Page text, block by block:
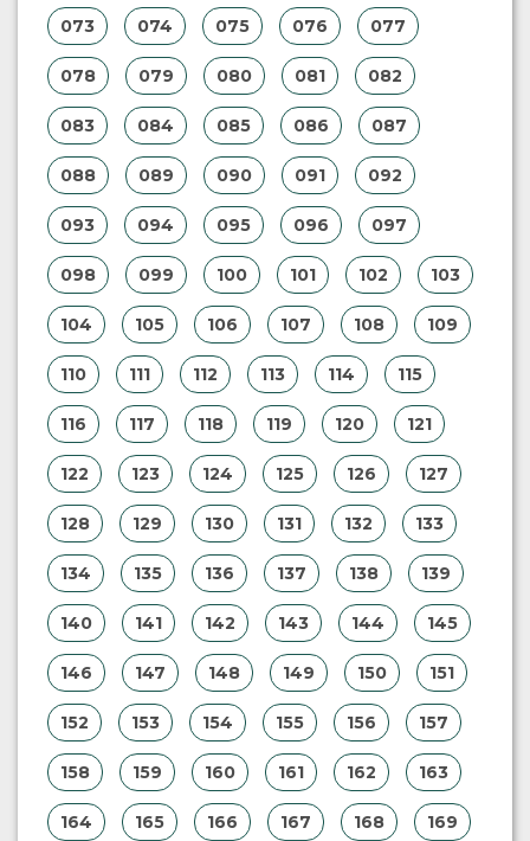
073 074 075 076 077
078 079 080 081 082
083 084 085 086 087
088 089 090 091 092
093 094 095 096 097
098 099 100 101 102 103
104 105 106 107 108 109
110 111 112 113 114 115
116 117 118 119 120 121
122 123 124 125 126 127
128 129 130 131 132 133
134 135 136 137 138 139
140 141 142 143 144 145
146 147 148 149 150 151
152 153 154 155 156 157
158 159 160 161 162 163
164 165 166 167 168 169